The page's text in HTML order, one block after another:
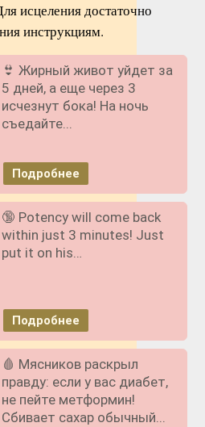
исцеления достаточно
инструкциям.
👙 Жирный живот уйдет за
5 дней, а еще через 3
исчезнут бока! На ночь
съедайте...
Подробнее
🔞 Potency will come back
within just 3 minutes! Just
put it on his…
Подробнее
🩸 Мясников раскрыл
правду: если у вас диабет,
не пейте метформин!
Сбивает сахар обычный...